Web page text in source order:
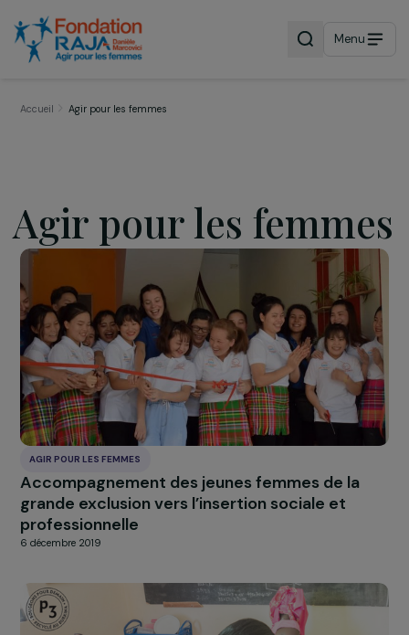
Menu
Agir pour les
AGIR POUR LES FEMMES
Accompagnement des jeunes femmes de la
professionnelle
6 décembre 2019